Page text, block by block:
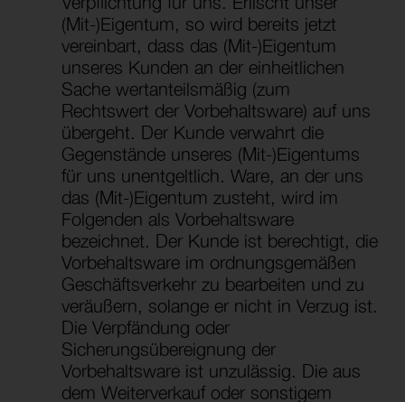
(Mit-)Eigentum, so wird bereits jetzt
vereinbart, dass das (Mit-)Eigentum
unseres Kunden an der einheitlichen
Sache wertanteilsmäßig (zum
Rechtswert der Vorbehaltsware) auf uns
übergeht. Der Kunde verwahrt die
Gegenstände unseres (Mit-)Eigentums
für uns unentgeltlich. Ware, an der uns
das (Mit-)Eigentum zusteht, wird im
Folgenden als Vorbehaltsware
bezeichnet. Der Kunde ist berechtigt, die
Vorbehaltsware im ordnungsgemäßen
Geschäftsverkehr zu bearbeiten und zu
veräußern, solange er nicht in Verzug ist.
Die Verpfändung oder
Sicherungsübereignung der
Vorbehaltsware ist unzulässig. Die aus
dem Weiterverkauf oder sonstigem